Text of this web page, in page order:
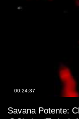
00:24:37
Savana Potente: